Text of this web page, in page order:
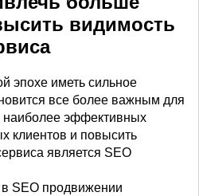
видимость
эпохе иметь сильное
все более важным для
наиболее эффективных
клиентов и повысить
является SEO
SEO продвижении